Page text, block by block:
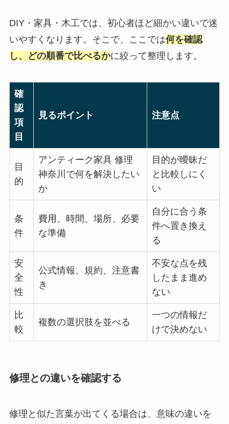
DIY・家具・木工では、初心者ほど細かい違いで迷
いやすくなります。そこで、ここでは何を確認
し、どの順番で比べるかに絞って整理します。
確
認
項
目
見るポイント 注意点
目
的
アンティーク家具 修理
神奈川で何を解決したい
か
目的が曖昧だ
と比較しにく
い
条
件
費用、時間、場所、必要
な準備
自分に合う条
件へ置き換え
る
安
全
性
公式情報、規約、注意書
き
不安な点を残
したまま進め
ない
比
較
複数の選択肢を並べる
一つの情報だ
けで決めない
修理との違いを確認する
修理と似た言葉が出てくる場合は、意味の違いを